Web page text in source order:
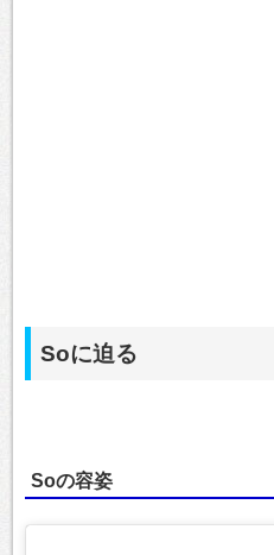
Soに迫る
Soの容姿